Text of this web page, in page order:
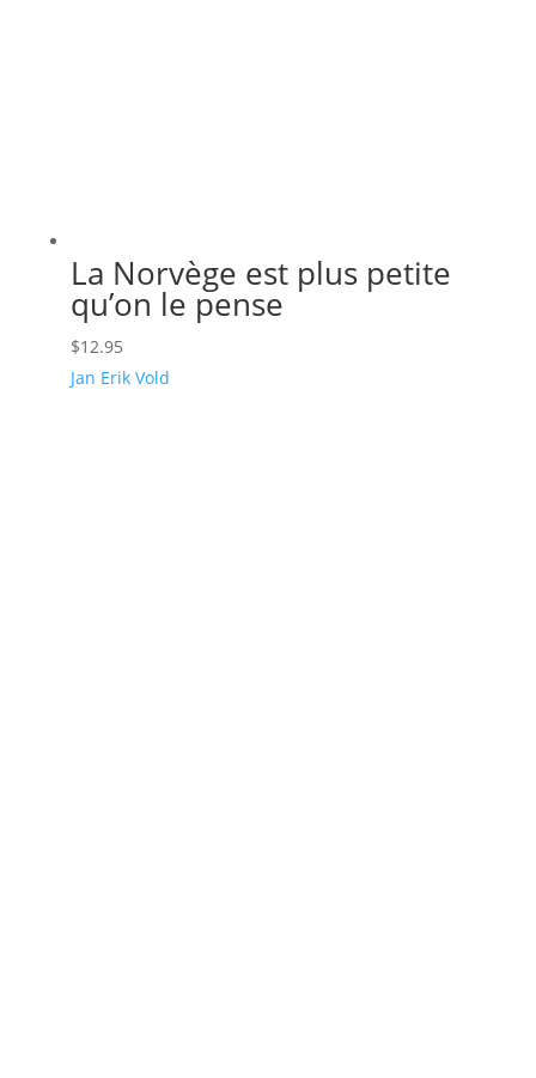
La Norvège est plus petite
qu’on le pense
$12.95
Jan Erik Vold